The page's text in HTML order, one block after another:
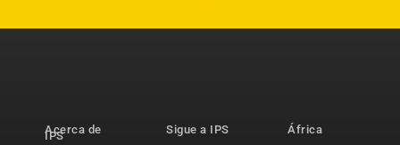
Acerca de
IPS
Sigue a IPS
África